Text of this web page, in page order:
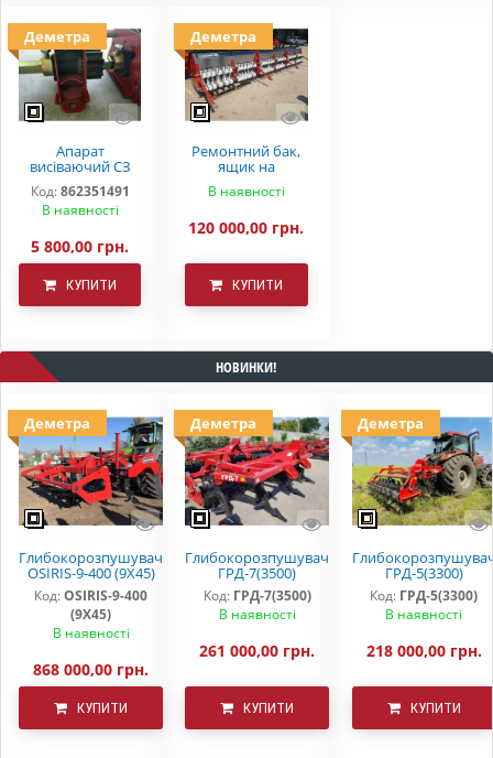
Деметра
Апарат
висіваючий СЗ
універсальний
"DEMETRA"
Код:862351491
В наявності
5 800,00 грн.
КУПИТИ
Деметра
Ремонтний бак,
ящик на
варіаторную
сівалку СЗ 5.4
В наявності
120 000,00 грн.
КУПИТИ
НОВИНКИ!
Деметра
Глибокорозпушувач
OSIRIS-9-400 (9Х45)
Код:OSIRIS-9-400
(9Х45)
В наявності
868 000,00 грн.
КУПИТИ
Деметра
Глибокорозпушувач
ГРД-7(3500)
Код: ГРД-7(3500)
В наявності
261 000,00 грн.
КУПИТИ
Деметра
ГРД-5(3300)
Код: ГРД-5(3300)
В наявності
218 000,00 грн.
КУПИТИ